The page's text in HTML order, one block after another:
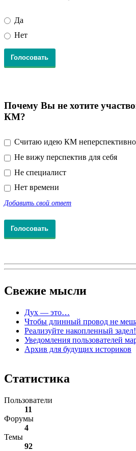
Да
Нет
Почему Вы не хотите
КМ?
Считаю идею КМ
Не вижу перспектив для себя
Не специалист
Нет времени
Добавить свой ответ
Свежие мысли
Дух — это…
Чтобы длинный провод не
Реализуйте накопленный задел!
Уведомления пользователей
Архив для будущих историков
Статистика
Пользователи
11
Форумы
4
Темы
92